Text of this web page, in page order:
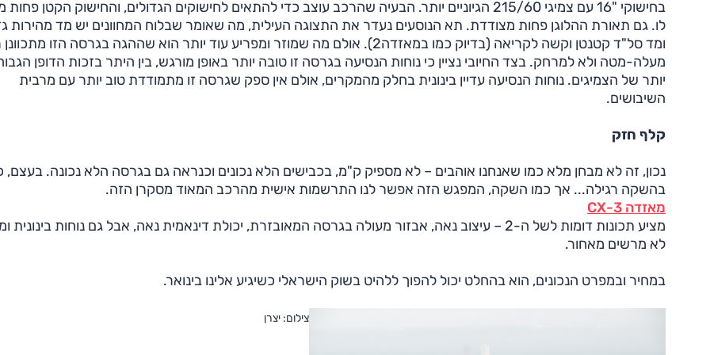
בחישוקי "16 עם צמיגי 215/60 הגיוניים יותר. הבעיה שהרכב עוצב כדי להתאים לחישוקים הגדולים, והחישוק הקטן
לו. גם תאורת ההלוגן פחות מצודדת. תא הנוסעים נעדר את התצוגה העילית, מה שאומר שבלוח המחוונים יש מד מהירות
ומד סל"ד קטנטן וקשה לקריאה (בדיוק כמו במאזדה2). אולם מה שמוזר ומפריע עוד יותר הוא שההגה בגרסה הזו
מעלה-מטה ולא למרחק. בצד החיובי נציין כי נוחות הנסיעה בגרסה זו טובה יותר באופן מורגש, בין היתר בזכות הדופן
יותר של הצמיגים. נוחות הנסיעה עדיין בינונית בחלק מהמקרים, אולם אין ספק שגרסה זו מתמודדת טוב יותר עם מרבית
השיבושים.
קלף חזק
נכון, זה לא מבחן מלא כמו שאנחנו אוהבים – לא מספיק ק"מ, בכבישים הלא נכונים וכנראה גם בגרסה הלא נכונה. בעצם,
בהשקה רגילה... אך כמו השקה, המפגש הזה אפשר לנו התרשמות אישית מהרכב המאוד מסקרן הזה.
מאזדה 3-CX
מציע תכונות דומות לשל ה-2 – עיצוב נאה, אבזור מעולה בגרסה המאובזרת, יכולת דינאמית נאה, אבל גם נוחות בינונית
לא מרשים מאחור.
במחיר ובמפרט הנכונים, הוא בהחלט יכול להפוך ללהיט בשוק הישראלי כשיגיע אלינו בינואר.
צילום: יצרן